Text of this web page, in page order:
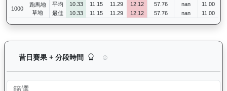
1000
跑馬地
草地
平均 10.33 11.15 11.29 12.12 57.76 nan
11.00
最佳
10.33 11.15 11.29 12.12 57.76 nan 11.00
昔日賽果 + 分段時間 電子好好（L119）— 昔日賽果及分